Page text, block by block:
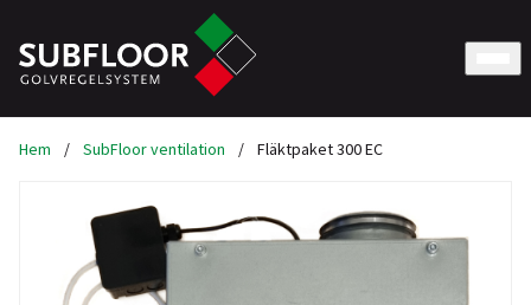
Hem / SubFloor ventilation / Fläktpaket 300 EC